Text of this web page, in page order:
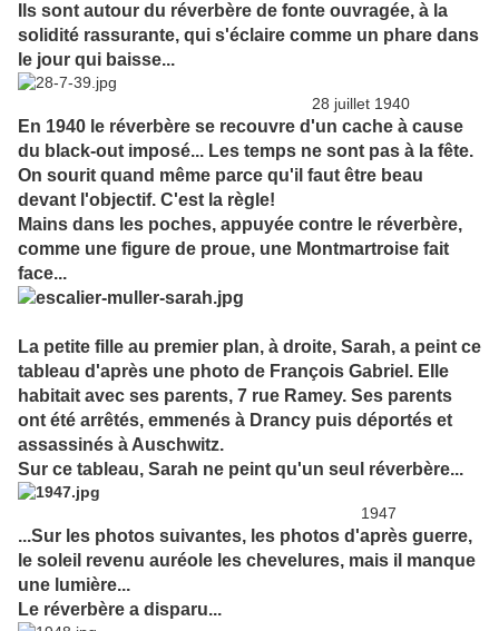
Ils sont autour du réverbère de fonte ouvragée, à la
solidité rassurante, qui s'éclaire comme un phare dans
le jour qui baisse...
28 juillet 1940
En 1940 le réverbère se recouvre d'un cache à cause
du black-out imposé... Les temps ne sont pas à la fête.
On sourit quand même parce qu'il faut être beau
devant l'objectif. C'est la règle!
Mains dans les poches, appuyée contre le réverbère,
comme une figure de proue, une Montmartroise fait
face...
La petite fille au premier plan, à droite, Sarah, a peint ce
tableau d'après une photo de François Gabriel. Elle
habitait avec ses parents, 7 rue Ramey. Ses parents
ont été arrêtés, emmenés à Drancy puis déportés et
assassinés à Auschwitz.
Sur ce tableau, Sarah ne peint qu'un seul réverbère...
1947
...Sur les photos suivantes, les photos d'après guerre,
le soleil revenu auréole les chevelures, mais il manque
une lumière...
Le réverbère a disparu...